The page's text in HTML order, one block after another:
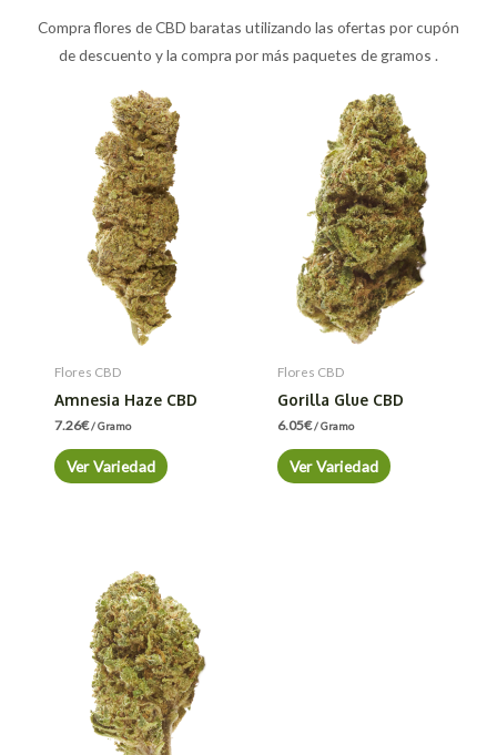
Compra flores de CBD baratas utilizando las ofertas por cupón
de descuento y la compra por más paquetes de gramos .
Flores CBD
Amnesia Haze CBD
7.26€/ Gramo
Ver Variedad
Flores CBD
Gorilla Glue CBD
6.05€/ Gramo
Ver Variedad